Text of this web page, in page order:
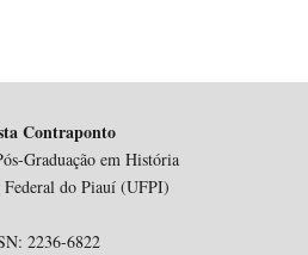
Contraponto
Graduação em História
Federal do Piauí (UFPI)
2236-6822